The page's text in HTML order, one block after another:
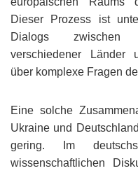
Dieser Prozess ist
Dialogs zwischen
verschiedener Länder
über komplexe Fragen
Eine solche
Ukraine und
gering. Im
wissenschaftlichen